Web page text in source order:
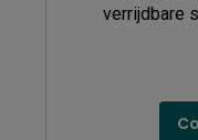
verrijdbare